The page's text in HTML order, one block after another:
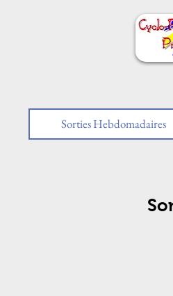
Sorties Hebdomadaires